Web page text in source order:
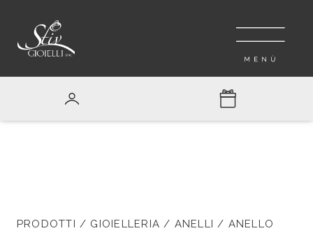
PRODOTTI / GIOIELLERIA / ANELLI / ANELLO